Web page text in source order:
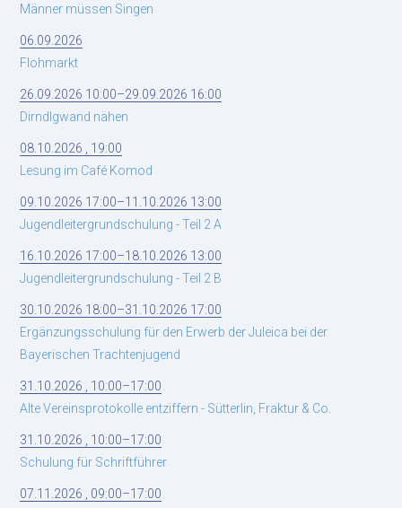
Männer müssen Singen
06.09.2026
Flohmarkt
26.09.2026 10:00–29.09.2026 16:00
Dirndlgwand nähen
08.10.2026 , 19:00
Lesung im Café Komod
09.10.2026 17:00–11.10.2026 13:00
Jugendleitergrundschulung - Teil 2 A
16.10.2026 17:00–18.10.2026 13:00
Jugendleitergrundschulung - Teil 2 B
30.10.2026 18:00–31.10.2026 17:00
Ergänzungsschulung für den Erwerb der Juleica bei der
Bayerischen Trachtenjugend
31.10.2026 , 10:00–17:00
Alte Vereinsprotokolle entziffern - Sütterlin, Fraktur & Co.
31.10.2026 , 10:00–17:00
Schulung für Schriftführer
07.11.2026 , 09:00–17:00